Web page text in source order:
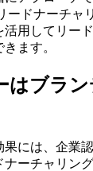
ードナーチャ
用してリー
ます。
はブラ
には、企業
ーチャリン